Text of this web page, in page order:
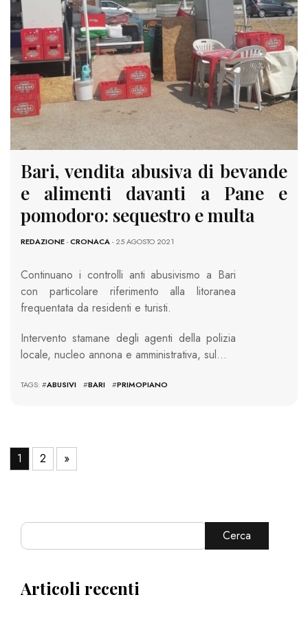
Bari, vendita abusiva di bevande
e alimenti davanti a Pane e
pomodoro: sequestro e multa
REDAZIONE-CRONACA- 25 AGOSTO 2021
Continuano i controlli anti abusivismo a Bari
con particolare riferimento alla litoranea
frequentata da residenti e turisti.
Intervento stamane degli agenti della polizia
locale, nucleo annona e amministrativa, sul…
TAGS: #ABUSIVI #BARI #PRIMOPIANO
1 2 »
Cerca
Articoli recenti